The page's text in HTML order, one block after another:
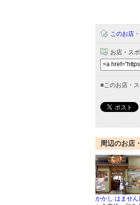
このお店
お店・ス
■ このお店・
周辺のお店
かかし はません